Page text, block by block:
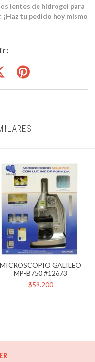
lentes de hidrogel para
¡Haz tu pedido hoy mismo
MICROSCOPIO GALILEO
MP-B750 #12673
$59.200